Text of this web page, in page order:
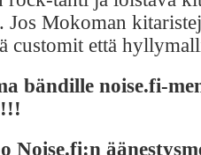
Jos Mokoman
customit että
bändille noise.fi-
Noise.fi:n